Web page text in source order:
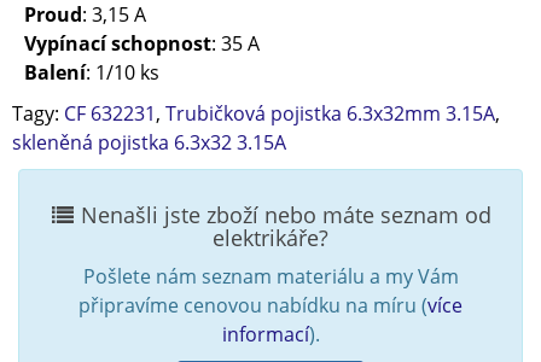
Proud: 3,15 A
Vypínací schopnost: 35 A
Balení: 1/10 ks
Tagy: CF 632231, Trubičková pojistka 6.3x32mm 3.15A,
skleněná pojistka 6.3x32 3.15A
Nenašli jste zboží nebo máte seznam od
elektrikáře?
Pošlete nám seznam materiálu a my Vám
připravíme cenovou nabídku na míru (více
informací).